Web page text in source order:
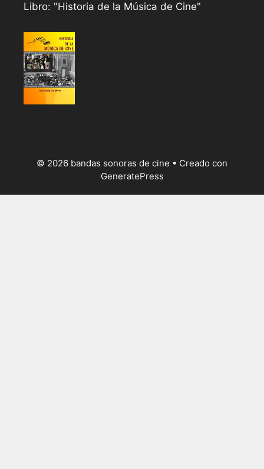
Libro: "Historia de la Música de Cine"
© 2026 bandas sonoras de cine • Creado con
GeneratePress